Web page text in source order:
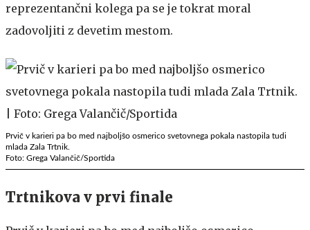
reprezentančni kolega pa se je tokrat moral
zadovoljiti z devetim mestom.
Prvič v karieri pa bo med najboljšo osmerico svetovnega pokala nastopila tudi
mlada Zala Trtnik.
Foto: Grega Valančič/Sportida
Trtnikova v prvi finale